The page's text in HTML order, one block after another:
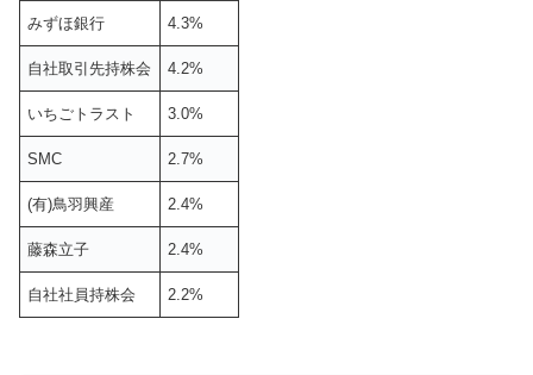
みずほ銀行 4.3%
自社取引先持株会 4.2%
いちごトラスト 3.0%
SMC 2.7%
(有)鳥羽興産 2.4%
藤森立子 2.4%
自社社員持株会 2.2%